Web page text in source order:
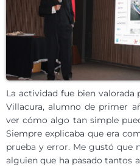
La actividad fue bien valorada
Villacura, alumno de primer
ver cómo algo tan simple
Siempre explicaba que era
prueba y error. Me gustó que
alguien que ha pasado tantos